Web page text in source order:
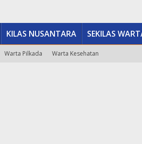
KILAS NUSANTARA SEKILAS
Warta Pilkada Warta Kesehatan